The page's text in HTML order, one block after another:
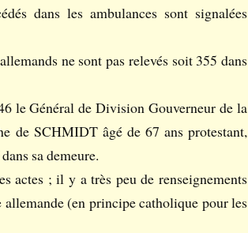
dans les ambulances sont signalées
ne sont pas relevés soit 355 dans
le Général de Division Gouverneur de la
de SCHMIDT âgé de 67 ans protestant,
sa demeure.
actes ; il y a très peu de renseignements
(en principe catholique pour les